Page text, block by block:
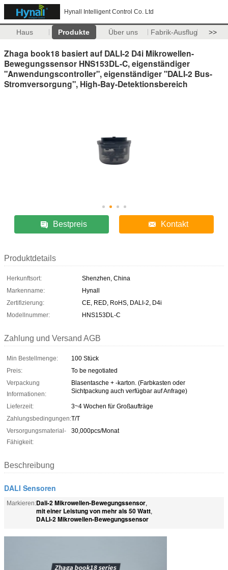
Hynall Intelligent Control Co. Ltd
Haus Produkte Über uns Fabrik-Ausflug >>
Zhaga book18 basiert auf DALI-2 D4i Mikrowellen-
Bewegungssensor HNS153DL-C, eigenständiger
"Anwendungscontroller", eigenständiger "DALI-2 Bus-
Stromversorgung", High-Bay-Detektionsbereich
Bestpreis Kontakt
Produktdetails
Herkunftsort:
Shenzhen, China
Markenname:
Hynall
Zertifizierung:
CE, RED, RoHS, DALI-2, D4i
Modellnummer:
HNS153DL-C
Zahlung und Versand AGB
Min Bestellmenge:
100 Stück
Preis:
To be negotiated
Verpackung
Informationen:
Blasentasche + -karton. (Farbkasten oder
Sichtpackung auch verfügbar auf Anfrage)
Lieferzeit:
3~4 Wochen für Großaufträge
Zahlungsbedingungen:T/T
Versorgungsmaterial-
Fähigkeit:
30,000pcs/Monat
Beschreibung
DALI Sensoren
Markieren:Dali-2 Mikrowellen-Bewegungssensor,
mit einer Leistung von mehr als 50 Watt,
DALI-2 Mikrowellen-Bewegungssensor